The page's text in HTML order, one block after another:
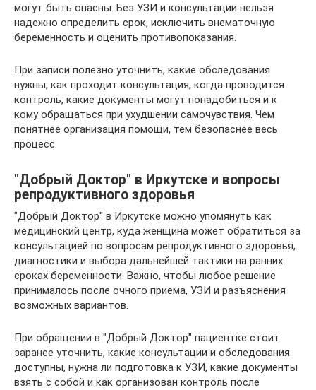
могут быть опасны. Без УЗИ и консультации нельзя
надежно определить срок, исключить внематочную
беременность и оценить противопоказания.
При записи полезно уточнить, какие обследования
нужны, как проходит консультация, когда проводится
контроль, какие документы могут понадобиться и к
кому обращаться при ухудшении самочувствия. Чем
понятнее организация помощи, тем безопаснее весь
процесс.
"Добрый Доктор" в Иркутске и вопросы
репродуктивного здоровья
"Добрый Доктор" в Иркутске можно упомянуть как
медицинский центр, куда женщина может обратиться за
консультацией по вопросам репродуктивного здоровья,
диагностики и выбора дальнейшей тактики на ранних
сроках беременности. Важно, чтобы любое решение
принималось после очного приема, УЗИ и разъяснения
возможных вариантов.
При обращении в "Добрый Доктор" пациентке стоит
заранее уточнить, какие консультации и обследования
доступны, нужна ли подготовка к УЗИ, какие документы
взять с собой и как организован контроль после